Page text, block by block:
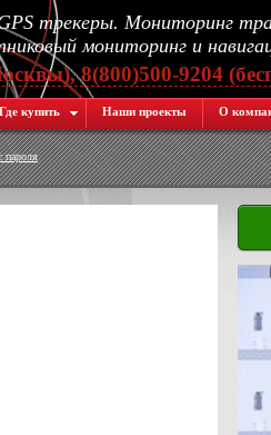
трекеры. Мониторинг
мониторинг и
8(800)500-9204
Где купить Наши проекты О
пароля